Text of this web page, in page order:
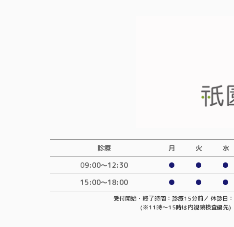
診療 月 火 水
09:00〜12:30 ● ● ●
15:00～18:00
● ● ●
受付開始・終了時間：診療15分前／ 休診日：
(※11時～15時は内視鏡検査優先)